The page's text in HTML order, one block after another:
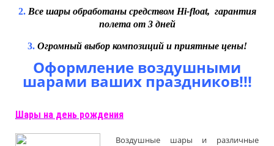
2. Все шары обработаны средством Hi-float, гарантия
полета от 3 дней
3. Огромный выбор композиций и приятные цены!
Оформление воздушными
шарами ваших праздников!!!
Шары на день рождения
Воздушные шары и различные